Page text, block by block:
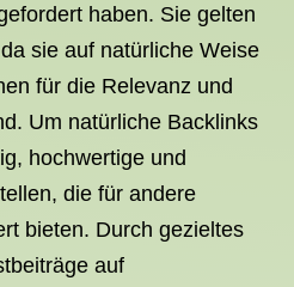
haben. Sie gelten
sie auf natürliche Weise
für die Relevanz und
Um natürliche Backlinks
hochwertige und
die für andere
bieten. Durch gezieltes
auf